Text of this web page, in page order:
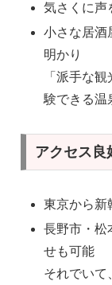
気さくに声
小さな居酒
明かり
「派手な
験できる温
アクセス良
東京から新
長野市・松
せも可能
それでいて